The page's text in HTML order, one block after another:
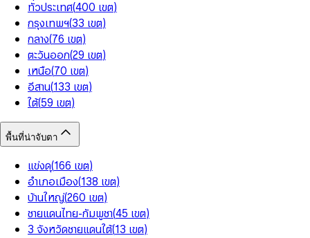
ทั่วประเทศ(400 เขต)
กรุงเทพฯ(33 เขต)
กลาง(76 เขต)
ตะวันออก(29 เขต)
เหนือ(70 เขต)
อีสาน(133 เขต)
ใต้(59 เขต)
พื้นที่น่าจับตา
แข่งดุ(166 เขต)
อำเภอเมือง(138 เขต)
บ้านใหญ่(260 เขต)
ชายแดนไทย-กัมพูชา(45 เขต)
3 จังหวัดชายแดนใต้(13 เขต)